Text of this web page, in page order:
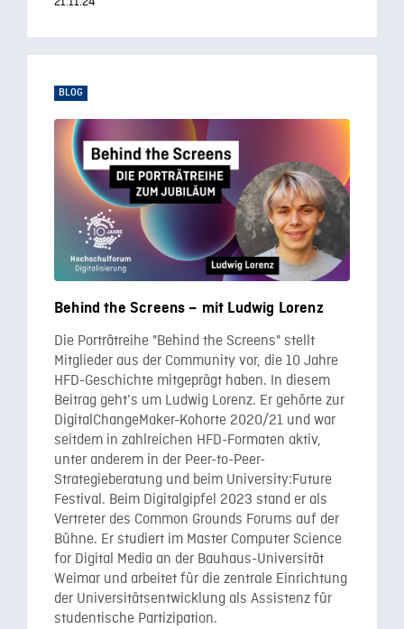
BLOG
Behind the Screens – mit Ludwig Lorenz
Die Porträtreihe "Behind the Screens" stellt
Mitglieder aus der Community vor, die 10 Jahre
HFD-Geschichte mitgeprägt haben. In diesem
Beitrag geht’s um Ludwig Lorenz. Er gehörte zur
DigitalChangeMaker-Kohorte 2020/21 und war
seitdem in zahlreichen HFD-Formaten aktiv,
unter anderem in der Peer-to-Peer-
Strategieberatung und beim University:Future
Festival. Beim Digitalgipfel 2023 stand er als
Vertreter des Common Grounds Forums auf der
Bühne. Er studiert im Master Computer Science
for Digital Media an der Bauhaus-Universität
Weimar und arbeitet für die zentrale Einrichtung
der Universitätsentwicklung als Assistenz für
studentische Partizipation.